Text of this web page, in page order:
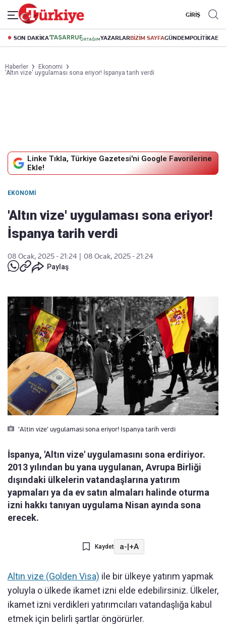
GİRİŞ
SON DAKİKA YAZARLARBİZİM SAYFAGÜNDEMPOLİTİKA
Haberler
Ekonomi
'Altın vize' uygulaması sona eriyor! İspanya tarih verdi
Linke Tıkla, Türkiye Gazetesi'ni Google Favorilerine
Ekle!
EKONOMI
'Altın vize' uygulaması sona eriyor!
İspanya tarih verdi
08 Ocak, 2025 - 21:24
08 Ocak, 2025 - 21:24
Paylaş
'Altin vize' uygulamasi sona eriyor! Ispanya tarih verdi
İspanya, 'Altın vize' uygulamasını sona erdiriyor.
2013 yılından bu yana uygulanan, Avrupa Birliği
dışındaki ülkelerin vatandaşlarına yatırım
yapmaları ya da ev satın almaları halinde oturma
izni hakkı tanıyan uygulama Nisan ayında sona
erecek.
Kaydet a-|+A
Altın vize (Golden Visa) ile bir ülkeye yatırım yapmak
yoluyla o ülkede ikamet izni elde edebilirsiniz. Ülkeler,
ikamet izni verdikleri yatırımcıları vatandaşlığa kabul
etmek için belirli şartlar öngörürler.